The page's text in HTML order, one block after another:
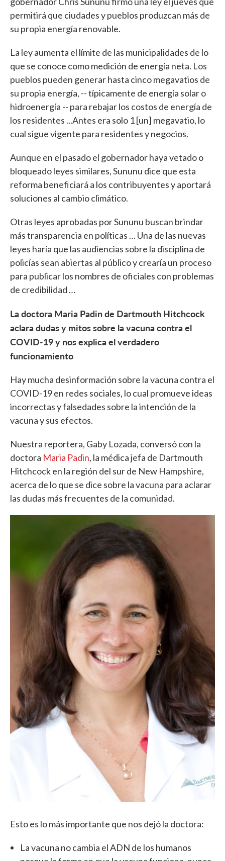
permitirá que ciudades y pueblos produzcan más de
su propia energía renovable.
La ley aumenta el límite de las municipalidades de lo
que se conoce como medición de energía neta. Los
pueblos pueden generar hasta cinco megavatios de
su propia energía, -- típicamente de energía solar o
hidroenergía -- para rebajar los costos de energía de
los residentes ...Antes era solo 1 [un] megavatio, lo
cual sigue vigente para residentes y negocios.
Aunque en el pasado el gobernador haya vetado o
bloqueado leyes similares, Sununu dice que esta
reforma beneficiará a los contribuyentes y aportará
soluciones al cambio climático.
Otras leyes aprobadas por Sununu buscan brindar
más transparencia en políticas … Una de las nuevas
leyes haría que las audiencias sobre la disciplina de
policías sean abiertas al público y crearía un proceso
para publicar los nombres de oficiales con problemas
de credibilidad …
La doctora Maria Padin de Dartmouth Hitchcock
aclara dudas y mitos sobre la vacuna contra el
COVID-19 y nos explica el verdadero
funcionamiento
Hay mucha desinformación sobre la vacuna contra el
COVID-19 en redes sociales, lo cual promueve ideas
incorrectas y falsedades sobre la intención de la
vacuna y sus efectos.
Nuestra reportera, Gaby Lozada, conversó con la
doctora Maria Padin, la médica jefa de Dartmouth
Hitchcock en la región del sur de New Hampshire,
acerca de lo que se dice sobre la vacuna para aclarar
las dudas más frecuentes de la comunidad.
Esto es lo más importante que nos dejó la doctora:
La vacuna no cambia el ADN de los humanos